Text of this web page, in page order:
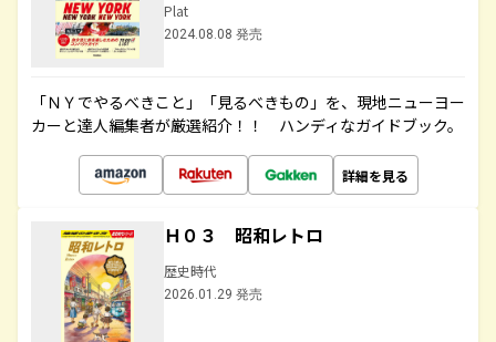
Plat
2024.08.08 発売
「ＮＹでやるべきこと」「見るべきもの」を、現地ニューヨー
カーと達人編集者が厳選紹介！！ ハンディなガイドブック。
詳細を見る
Ｈ０３ 昭和レトロ
歴史時代
2026.01.29 発売